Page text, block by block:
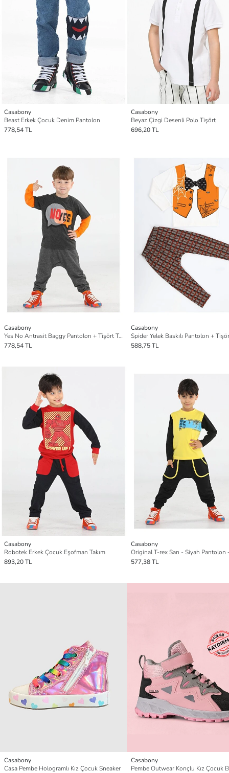
Casabony
Beast Erkek Çocuk Denim Pantolon
778,54 TL
Casabony
Beyaz Çizgi Desenli Polo Tişört
696,20 TL
Casabony
Yes No Antrasit Baggy Pantolon + Tişört Takım
778,54 TL
Casabony
Spider Yelek Baskılı Pantolon +
588,75 TL
Casabony
Robotek Erkek Çocuk Eşofman Takım
893,20 TL
Casabony
577,38 TL
Casabony
Casa Pembe Hologramlı Kız Çocuk Sneaker
Casabony
Pembe Outwear Konçlu Kız Çocuk